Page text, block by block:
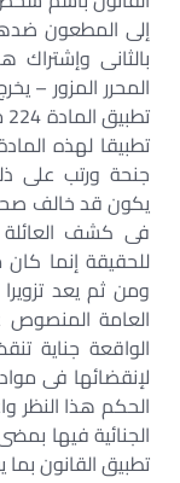
إلى المطعون
بالثانى
المحرر المزور –
تطبيقا لهذه
جنحة ورتب على
يكون قد خالف
فى كشف العائلة
للحقيقة إنما
ومن ثم يعد
العامة
الواقعة جناية
لإنقضائها فى
الحكم هذا النظر
الجنائية فيها
تطبيق القانون